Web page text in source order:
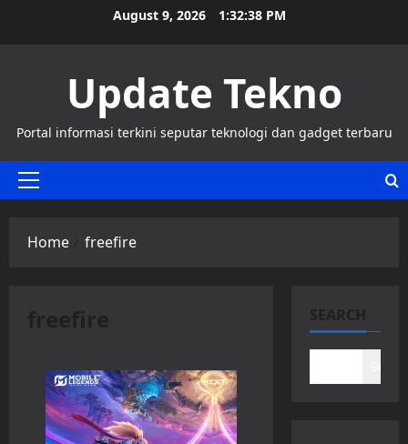
August 9, 2026 1:32:39 PM
Update Tekno
Portal informasi terkini seputar teknologi dan gadget terbaru
Primary
Home freefire
freefire SEARCH